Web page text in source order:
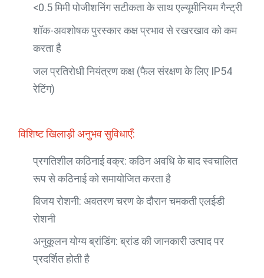
<0.5 मिमी पोजीशनिंग सटीकता के साथ एल्यूमीनियम गैन्ट्री
शॉक-अवशोषक पुरस्कार कक्ष प्रभाव से रखरखाव को कम
करता है
जल प्रतिरोधी नियंत्रण कक्ष (फैल संरक्षण के लिए IP54
रेटिंग)
विशिष्ट खिलाड़ी अनुभव सुविधाएँ:
प्रगतिशील कठिनाई वक्र: कठिन अवधि के बाद स्वचालित
रूप से कठिनाई को समायोजित करता है
विजय रोशनी: अवतरण चरण के दौरान चमकती एलईडी
रोशनी
अनुकूलन योग्य ब्रांडिंग: ब्रांड की जानकारी उत्पाद पर
प्रदर्शित होती है